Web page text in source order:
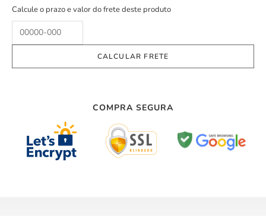
Calcule o prazo e valor do frete deste produto
COMPRA SEGURA